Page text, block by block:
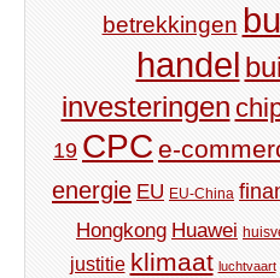
betrekkingen
handel
investeringen
19 CPC e-
energie EU EU-China
Hongkong Huawei
justitie klimaat luchtvaart